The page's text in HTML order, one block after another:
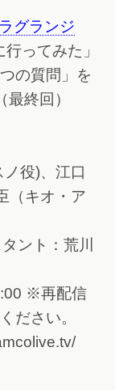
グランジ
ってみた」
の質問」を
終回）
役)、江口
（キオ・ア
ント：荒川
※再配信
ださい。